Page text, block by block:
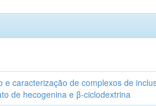
e caracterização de complexos de
de hecogenina e β-ciclodextrina